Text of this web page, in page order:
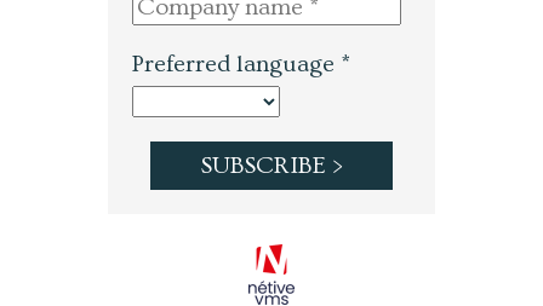
Preferred language *